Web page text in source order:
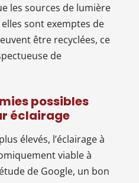
les sources de lumière
sont exemptes de
être recyclées, ce
de
possibles
éclairage
élevés, l’éclairage à
viable à
de Google, un bon